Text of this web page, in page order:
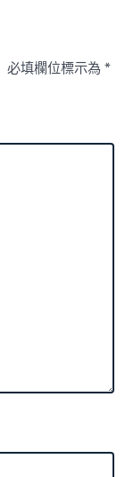
必填欄位標示為*